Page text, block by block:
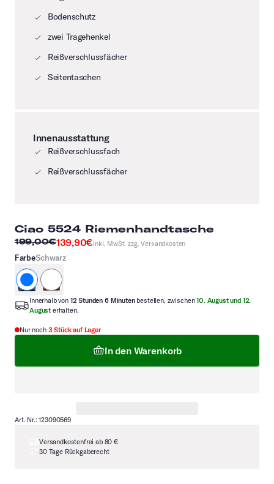
Bodenschutz
zwei Tragehenkel
Reißverschlussfächer
Seitentaschen
Innenausstattung
Reißverschlussfach
Reißverschlussfächer
Ciao 5524 Riemenhandtasche
199,00€139,90€inkl. MwSt. zzg.Versandkosten
FarbeSchwarz
schwarzcognac
Innerhalb von 12 Stunden 6 Minuten bestellen, zwischen10. August und 12.
August erhalten.
Nur noch 3 Stück auf Lager
In den Warenkorb
Art. Nr.: 123090569
Versandkostenfrei ab 80 €
30 Tage Rückgaberecht